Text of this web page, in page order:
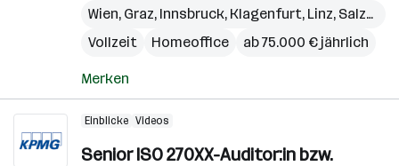
Wien, Graz, Innsbruck, Klagenfurt, Linz, Salzburg
Vollzeit
Homeoffice ab 75.000 € jährlich
Merken
Einblicke Videos
Senior ISO 270XX-Auditor:in bzw.